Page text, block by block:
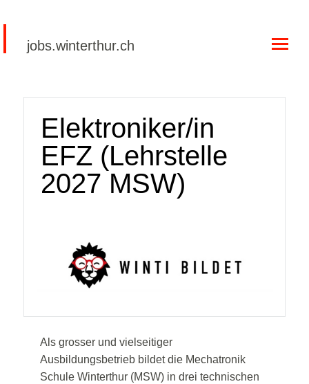
jobs.winterthur.ch
Elektroniker/in
EFZ (Lehrstelle
2027 MSW)
Als grosser und vielseitiger
Ausbildungsbetrieb bildet die Mechatronik
Schule Winterthur (MSW) in drei technischen